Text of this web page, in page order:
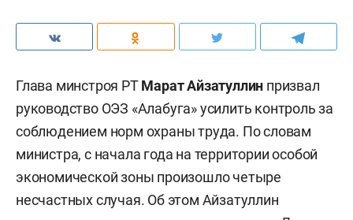
Глава минстроя РТМарат Айзатуллин призвал
руководство ОЭЗ «Алабуга» усилить контроль за
соблюдением норм охраны труда. По словам
министра, с начала года на территории особой
экономической зоны произошло четыре
несчастных случая. Об этом Айзатуллин